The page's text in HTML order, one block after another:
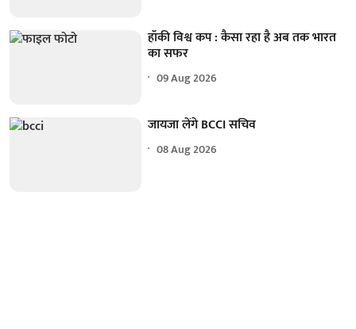
हॉकी विश्व कप : कैसा रहा है अब तक भारत
का सफर
09 Aug 2026
जायजा लेंगे BCCI सचिव
08 Aug 2026